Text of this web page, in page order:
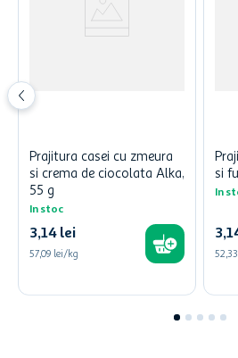
Prajitura casei cu zmeura
si crema de ciocolata Alka,
55 g
In stoc
3,14 lei
57,09 lei/kg
si
In
3,